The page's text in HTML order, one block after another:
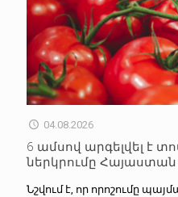
04.08.2026
6 ամսով արգելվել է
ներկրումը Հայաստան
Նշվում է, որ որոշումը